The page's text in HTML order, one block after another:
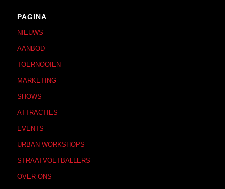
PAGINA
NIEUWS
AANBOD
TOERNOOIEN
MARKETING
SHOWS
ATTRACTIES
EVENTS
URBAN WORKSHOPS
STRAATVOETBALLERS
OVER ONS